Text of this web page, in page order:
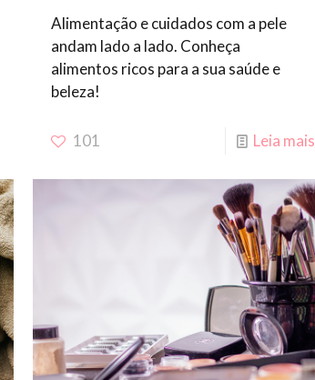
Alimentação e cuidados com a pele
andam lado a lado. Conheça
alimentos ricos para a sua saúde e
beleza!
101 Leia mais